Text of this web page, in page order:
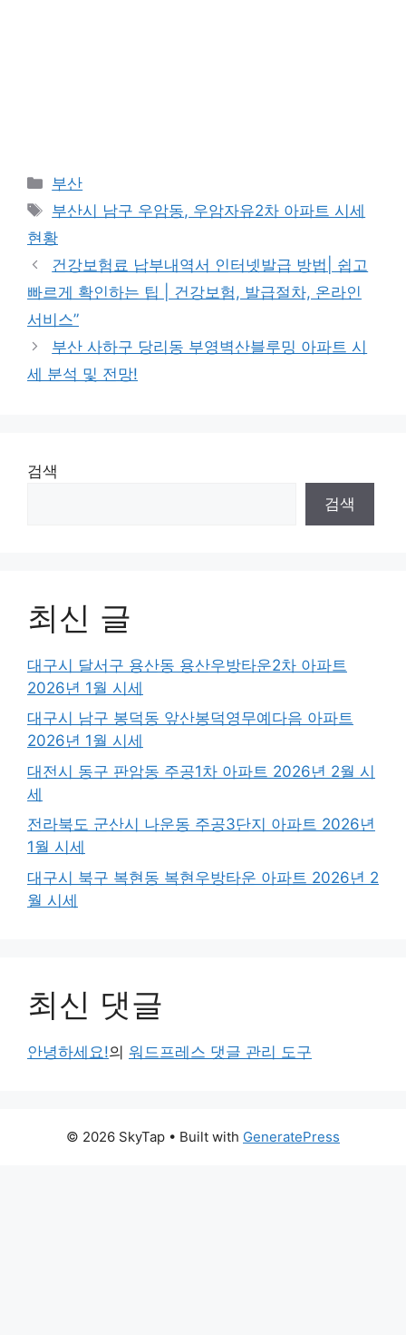
Categories
부산
Tags
부산시 남구 우암동, 우암자유2차 아파트 시세
현황
건강보험료 납부내역서 인터넷발급 방법| 쉽고
빠르게 확인하는 팁 | 건강보험, 발급절차, 온라인
서비스”
부산 사하구 당리동 부영벽산블루밍 아파트 시
세 분석 및 전망!
검색
검색
최신 글
대구시 달서구 용산동 용산우방타운2차 아파트
2026년 1월 시세
대구시 남구 봉덕동 앞산봉덕영무예다음 아파트
2026년 1월 시세
대전시 동구 판암동 주공1차 아파트 2026년 2월 시
세
전라북도 군산시 나운동 주공3단지 아파트 2026년
1월 시세
대구시 북구 복현동 복현우방타운 아파트 2026년 2
월 시세
최신 댓글
안녕하세요!의 워드프레스 댓글 관리 도구
© 2026 SkyTap • Built with GeneratePress